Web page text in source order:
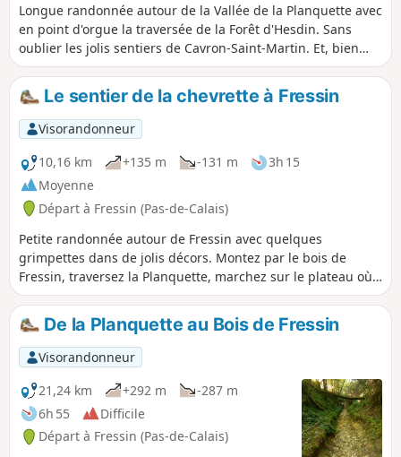
Longue randonnée autour de la Vallée de la Planquette avec
en point d'orgue la traversée de la Forêt d'Hesdin. Sans
oublier les jolis sentiers de Cavron-Saint-Martin. Et, bien
sûr, j'ai pris soin de ne pas éviter la belle grimpette du Bois
de Fressin qui ravit plus d’un mollet. Quand je suis passé
début septembre 2023, les chemins étaient excellents mais
les premières pluies vont vite les dégrader et la balade
deviendra très difficile. L'utilisation de l'appli facilite
grandement le cheminement !
Le sentier de la chevrette à Fressin
Visorandonneur
10,16 km
+135 m -131 m
3h 15
Moyenne
Départ à Fressin (Pas-de-Calais)
Petite randonnée autour de Fressin avec quelques
grimpettes dans de jolis décors. Montez par le bois de
Fressin, traversez la Planquette, marchez sur le plateau où
de belles photos du château de Fressin seront à prendre,
château que vous contemplez de plus près sur le retour.
Sentier bien balisé Jaune. Certains diront que cela est
inutile de retranscrire des chemins balisés mais pour moi il
est important de les faire connaître de la communauté.
De la Planquette au Bois de Fressin
Visorandonneur
21,24 km
+292 m
-287 m
6h 55
Difficile
Départ à Fressin (Pas-de-Calais)